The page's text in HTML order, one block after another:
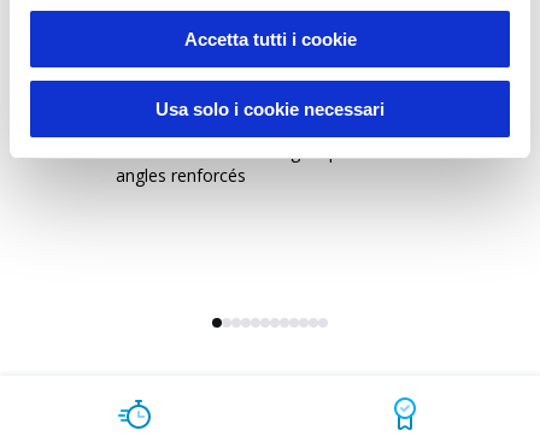
Accetta tutti i cookie
Usa solo i cookie necessari
Sustainable Living
angles renforcés